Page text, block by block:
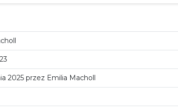
2025 przez Emilia Macholl